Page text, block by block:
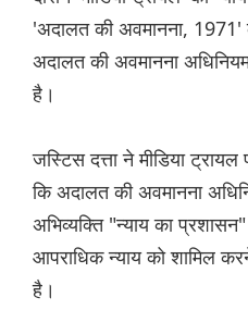
'अदालत की अवमानना, 1971'
अदालत की अवमानना
है।
जस्टिस दत्ता ने मीडिया
कि अदालत की अवमानना
अभिव्यक्ति "न्याय का
आपराधिक न्याय को शामिल
है।